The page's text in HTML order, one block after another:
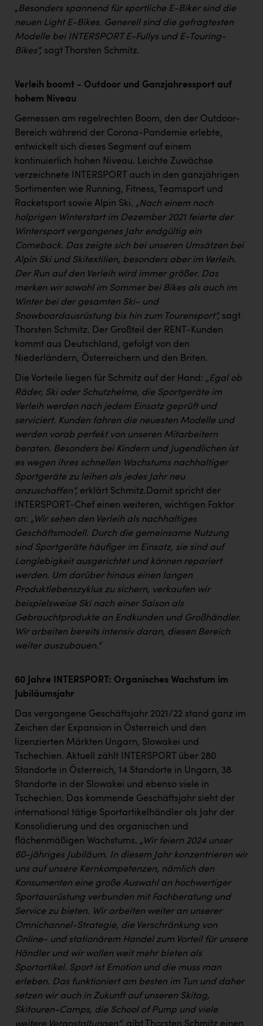
REMAX
RE/MAX Welcome
RUBBLE MASTER
SCRI - Salzburg Cancer Research Institute
Schwingshandl - automation technology gmbh
Smurfit Westrock Nettingsdorf
TCL
TGW Logistics
TRAILOMAT & Cycling Austria
VERITAS
Vier Diamanten
Vorlagenportal
Wirtschaftskammer OÖ
ZULuft - Zukunft Luft Austria
Österreichisches Hebammengremium
Wirtschaftskammer OÖ Energiehandel
Dopgas
kunden basics
kontakt
„Besonders spannend für sportliche E-Biker sind die
neuen Light E-Bikes. Generell sind die gefragtesten
Modelle bei INTERSPORT E-Fullys und E-Touring-
Bikes“, sagt Thorsten Schmitz.
Verleih boomt - Outdoor und Ganzjahressport auf
hohem Niveau
Gemessen am regelrechten Boom, den der Outdoor-
Bereich während der Corona-Pandemie erlebte,
entwickelt sich dieses Segment auf einem
kontinuierlich hohen Niveau. Leichte Zuwächse
verzeichnete INTERSPORT auch in den ganzjährigen
Sortimenten wie Running, Fitness, Teamsport und
Racketsport sowie Alpin Ski. „Nach einem noch
holprigen Winterstart im Dezember 2021 feierte der
Wintersport vergangenes Jahr endgültig ein
Comeback. Das zeigte sich bei unseren Umsätzen bei
Alpin Ski und Skitextilien, besonders aber im Verleih.
Der Run auf den Verleih wird immer größer. Das
merken wir sowohl im Sommer bei Bikes als auch im
Winter bei der gesamten Ski- und
Snowboardausrüstung bis hin zum Tourensport“, sagt
Thorsten Schmitz. Der Großteil der RENT-Kunden
kommt aus Deutschland, gefolgt von den
Niederländern, Österreichern und den Briten.
Die Vorteile liegen für Schmitz auf der Hand: „Egal ob
Räder, Ski oder Schutzhelme, die Sportgeräte im
Verleih werden nach jedem Einsatz geprüft und
serviciert. Kunden fahren die neuesten Modelle und
werden vorab perfekt von unseren Mitarbeitern
beraten. Besonders bei Kindern und Jugendlichen ist
es wegen ihres schnellen Wachstums nachhaltiger
Sportgeräte zu leihen als jedes Jahr neu
anzuschaffen“, erklärt Schmitz.Damit spricht der
INTERSPORT-Chef einen weiteren, wichtigen Faktor
an: „Wir sehen den Verleih als nachhaltiges
Geschäftsmodell. Durch die gemeinsame Nutzung
sind Sportgeräte häufiger im Einsatz, sie sind auf
Langlebigkeit ausgerichtet und können repariert
werden. Um darüber hinaus einen langen
Produktlebenszyklus zu sichern, verkaufen wir
beispielsweise Ski nach einer Saison als
Gebrauchtprodukte an Endkunden und Großhändler.
Wir arbeiten bereits intensiv daran, diesen Bereich
weiter auszubauen.“
60 Jahre INTERSPORT: Organisches Wachstum im
Jubiläumsjahr
Das vergangene Geschäftsjahr 2021/22 stand ganz im
Zeichen der Expansion in Österreich und den
lizenzierten Märkten Ungarn, Slowakei und
Tschechien. Aktuell zählt INTERSPORT über 280
Standorte in Österreich, 14 Standorte in Ungarn, 38
Standorte in der Slowakei und ebenso viele in
Tschechien. Das kommende Geschäftsjahr sieht der
international tätige Sportartikelhändler als Jahr der
Konsolidierung und des organischen und
flächenmäßigen Wachstums. „Wir feiern 2024 unser
60-jähriges Jubiläum. In diesem Jahr konzentrieren wir
uns auf unsere Kernkompetenzen, nämlich den
Konsumenten eine große Auswahl an hochwertiger
Sportausrüstung verbunden mit Fachberatung und
Service zu bieten. Wir arbeiten weiter an unserer
Omnichannel-Strategie, die Verschränkung von
Online- und stationärem Handel zum Vorteil für unsere
Händler und wir wollen weit mehr bieten als
Sportartikel. Sport ist Emotion und die muss man
erleben. Das funktioniert am besten im Tun und daher
setzen wir auch in Zukunft auf unseren Skitag,
Skitouren-Camps, die School of Pump und viele
weitere Veranstaltungen“, gibt Thorsten Schmitz einen